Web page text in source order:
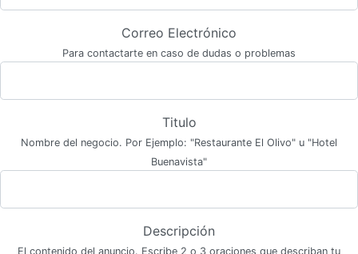
Correo Electrónico
Para contactarte en caso de dudas o problemas
Titulo
Nombre del negocio. Por Ejemplo: "Restaurante El Olivo" u "Hotel
Buenavista"
Descripción
El contenido del anuncio. Escribe 2 o 3 oraciones que describan tu